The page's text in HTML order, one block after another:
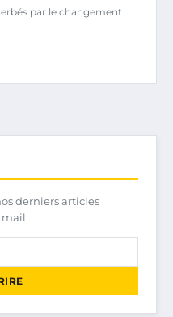
par le changement
derniers articles